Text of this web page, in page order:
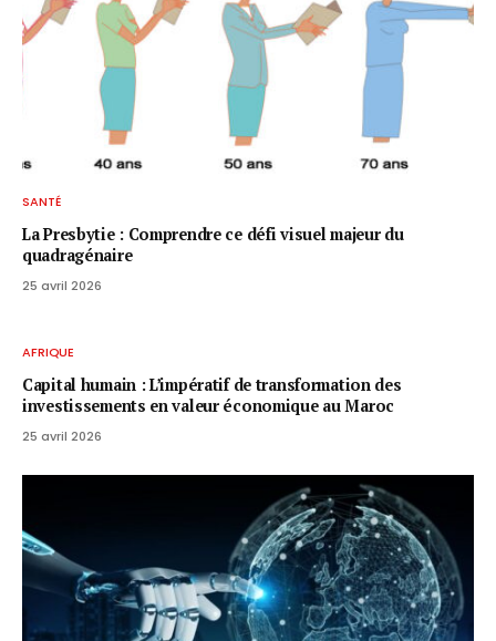
SANTÉ
La Presbytie : Comprendre ce défi visuel majeur du
quadragénaire
25 avril 2026
AFRIQUE
Capital humain : L’impératif de transformation des
investissements en valeur économique au Maroc
25 avril 2026